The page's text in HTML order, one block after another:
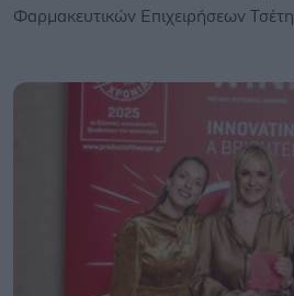
Φαρμακευτικών Επιχειρήσεων Τσέτη.